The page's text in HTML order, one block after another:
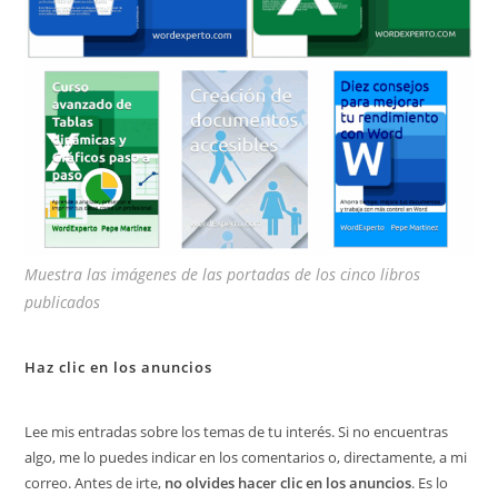
Muestra las imágenes de las portadas de los cinco libros
publicados
Haz clic en los anuncios
Lee mis entradas sobre los temas de tu interés. Si no encuentras
algo, me lo puedes indicar en los comentarios o, directamente, a mi
correo. Antes de irte, no olvides hacer clic en los anuncios. Es lo